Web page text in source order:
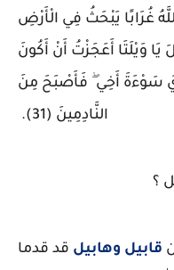
فَبَعَثَ اللَّهُ غُرَابًا يَبْحَثُ فِي الْأَرْضِ
يَا وَيْلَتَا أَعَجَزْتُ أَنْ أَكُونَ
سَوْءَةَ أَخِي ۖ فَأَصْبَحَ مِنَ
النَّادِمِينَ (31).
؟
قابيل وهابيل قد قدما